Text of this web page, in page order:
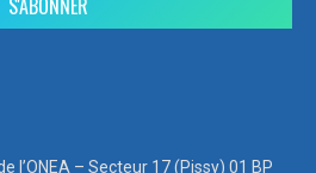
l’ONEA – Secteur 17 (Pissy) 01 BP